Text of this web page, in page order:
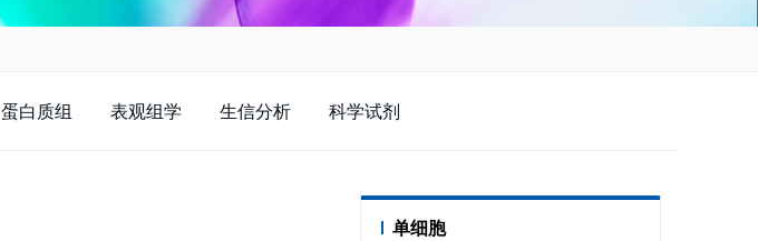
蛋白质组 表观组学 生信分析 科学试剂
单细胞